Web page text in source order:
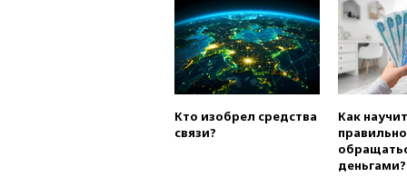
Кто изобрел средства
связи?
Как
правильно
деньгами?